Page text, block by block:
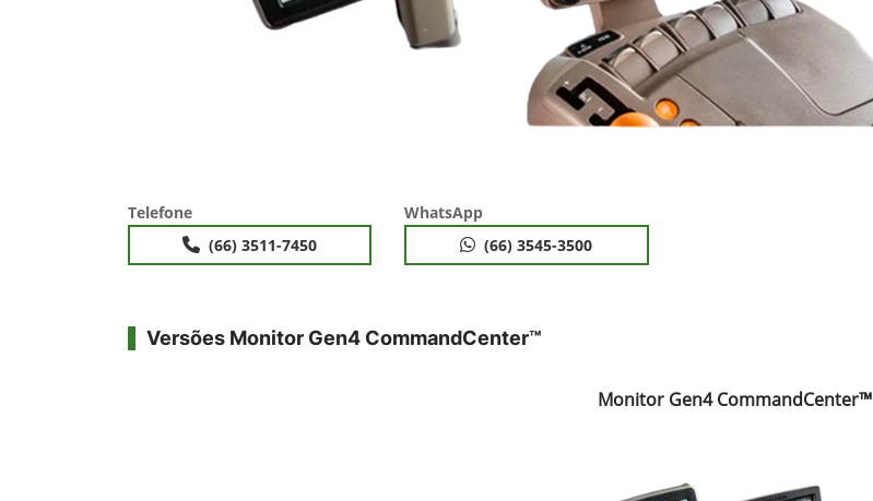
Telefone
(66) 3511-7450
WhatsApp
(66) 3545-3500
Versões Monitor Gen4 CommandCenter™
Monitor Gen4 CommandCenter™